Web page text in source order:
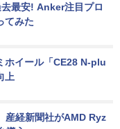
最安! Anker注目プロ
てみた
ホイール「CE28 N-plu
上
産経新聞社がAMD Ryz